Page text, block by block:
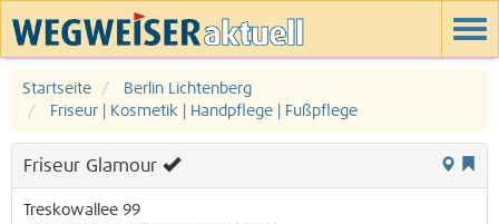
Startseite
Berlin Lichtenberg
Friseur | Kosmetik | Handpflege | Fußpflege
Friseur Glamour
Treskowallee 99